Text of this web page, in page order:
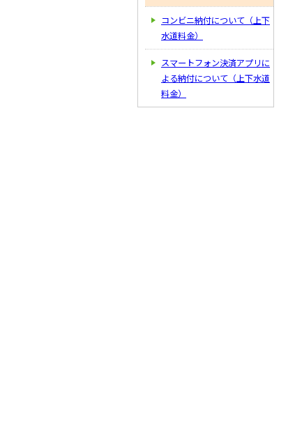
コンビニ納付について（上下
水道料金）
スマートフォン決済アプリに
よる納付について（上下水道
料金）